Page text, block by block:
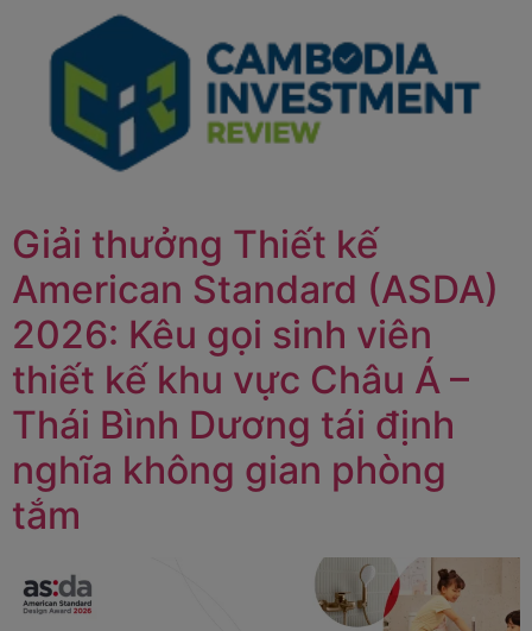
Giải thưởng Thiết kế
American Standard (ASDA)
2026: Kêu gọi sinh viên
thiết kế khu vực Châu Á –
Thái Bình Dương tái định
nghĩa không gian phòng
tắm